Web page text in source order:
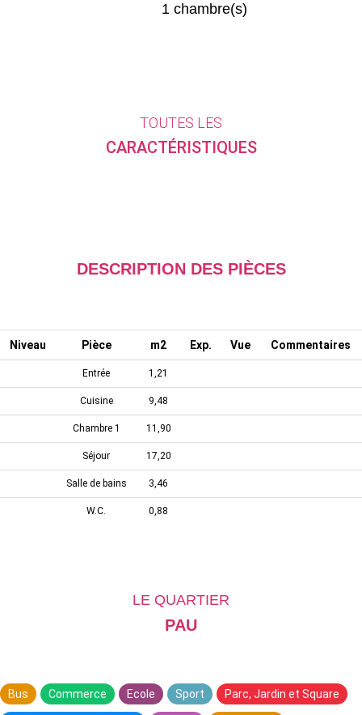
1 chambre(s)
TOUTES LES
CARACTÉRISTIQUES
DESCRIPTION DES PIÈCES
Niveau Pièce m2 Exp. Vue Commentaires
Entrée 1,21
Cuisine 9,48
Chambre 1 11,90
Séjour 17,20
Salle de bains 3,46
W.C. 0,88
LE QUARTIER
PAU
Bus Commerce Ecole Sport Parc, Jardin et Square